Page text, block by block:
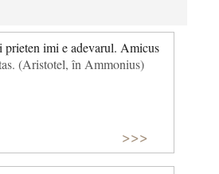
prieten imi e adevarul. Amicus
(Aristotel, în Ammonius)
>>>